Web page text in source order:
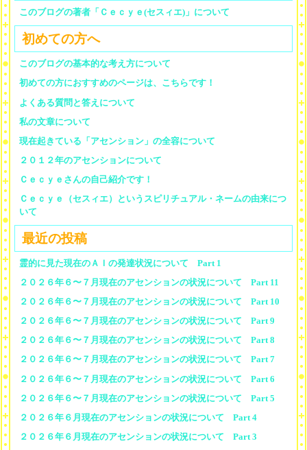
このブログの著者「Ｃｅｃｙｅ(セスィエ)」について
初めての方へ
このブログの基本的な考え方について
初めての方におすすめのページは、こちらです！
よくある質問と答えについて
私の文章について
現在起きている「アセンション」の全容について
２０１２年のアセンションについて
Ｃｅｃｙｅさんの自己紹介です！
Ｃｅｃｙｅ（セスィエ）というスピリチュアル・ネームの由来につ
いて
最近の投稿
霊的に見た現在のＡＩの発達状況について Part 1
２０２６年６〜７月現在のアセンションの状況について Part 11
２０２６年６〜７月現在のアセンションの状況について Part 10
２０２６年６〜７月現在のアセンションの状況について Part 9
２０２６年６〜７月現在のアセンションの状況について Part 8
２０２６年６〜７月現在のアセンションの状況について Part 7
２０２６年６〜７月現在のアセンションの状況について Part 6
２０２６年６〜７月現在のアセンションの状況について Part 5
２０２６年６月現在のアセンションの状況について Part 4
２０２６年６月現在のアセンションの状況について Part 3